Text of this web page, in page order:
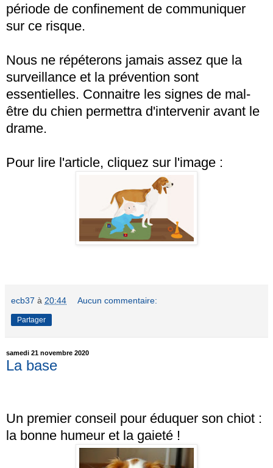
période de confinement de communiquer
sur ce risque.
Nous ne répéterons jamais assez que la
surveillance et la prévention sont
essentielles. Connaitre les signes de mal-
être du chien permettra d'intervenir avant le
drame.
Pour lire l'article, cliquez sur l'image :
ecb37 à 20:44 Aucun commentaire:
Partager
samedi 21 novembre 2020
La base
Un premier conseil pour éduquer son chiot :
la bonne humeur et la gaieté !